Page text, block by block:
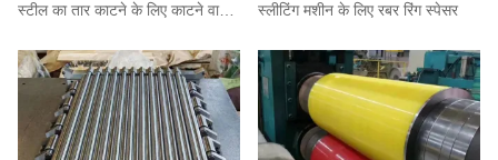
स्टील का तार काटने के लिए काटने वाला चाकू स्लीटिंग मशीन के लिए रबर रिंग स्पेसर